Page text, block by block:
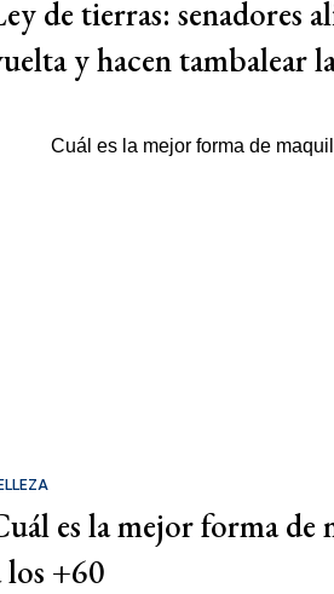
de tierras: senadores
y hacen tambalear
es la mejor forma de
los +60